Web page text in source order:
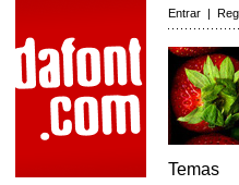
Entrar |
Temas